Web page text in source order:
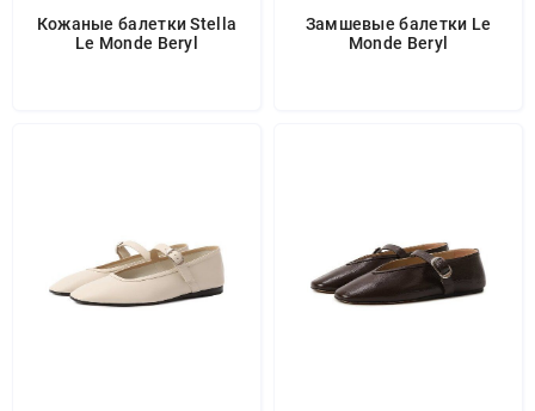
Кожаные балетки Stella
Le Monde Beryl
Замшевые балетки Le
Monde Beryl